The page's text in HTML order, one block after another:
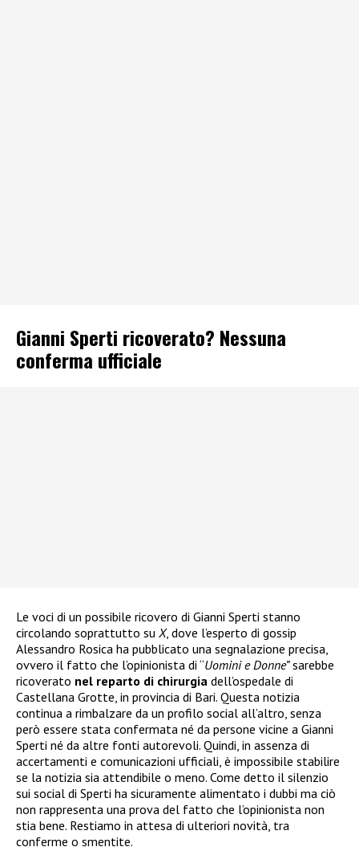
Gianni Sperti ricoverato? Nessuna
conferma ufficiale
Le voci di un possibile ricovero di Gianni Sperti stanno
circolando soprattutto su X, dove l’esperto di gossip
Alessandro Rosica ha pubblicato una segnalazione precisa,
ovvero il fatto che l’opinionista di “Uomini e Donne”sarebbe
ricoverato nel reparto di chirurgia dell’ospedale di
Castellana Grotte, in provincia di Bari. Questa notizia
continua a rimbalzare da un profilo social all’altro, senza
però essere stata confermata né da persone vicine a Gianni
Sperti né da altre fonti autorevoli. Quindi, in assenza di
accertamenti e comunicazioni ufficiali, è impossibile stabilire
se la notizia sia attendibile o meno. Come detto il silenzio
sui social di Sperti ha sicuramente alimentato i dubbi ma ciò
non rappresenta una prova del fatto che l’opinionista non
stia bene. Restiamo in attesa di ulteriori novità, tra
conferme o smentite.